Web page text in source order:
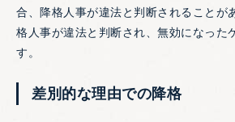
合、降格人事が違法と判断されることが
格人事が違法と判断され、無効になった
す。
差別的な理由での降格